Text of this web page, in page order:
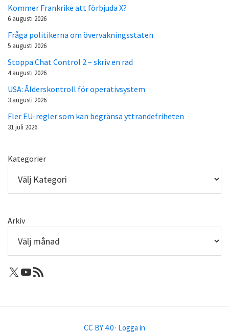
Kommer Frankrike att förbjuda X?
6 augusti 2026
Fråga politikerna om övervakningsstaten
5 augusti 2026
Stoppa Chat Control 2 – skriv en rad
4 augusti 2026
USA: Ålderskontroll för operativsystem
3 augusti 2026
Fler EU-regler som kan begränsa yttrandefriheten
31 juli 2026
Kategorier
Arkiv
X: Femtejuli
Youtube
RSS-flöde
CC BY 4.0 · Logga in